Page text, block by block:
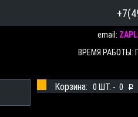
email:
ВРЕМЯ РАБОТЫ:
Корзина: 0 ШТ. - 0 p